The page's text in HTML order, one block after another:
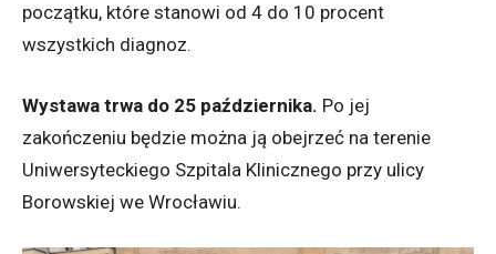
początku, które stanowi od 4 do 10 procent
wszystkich diagnoz.
Wystawa trwa do 25 października. Po jej
zakończeniu będzie można ją obejrzeć na terenie
Uniwersyteckiego Szpitala Klinicznego przy ulicy
Borowskiej we Wrocławiu.